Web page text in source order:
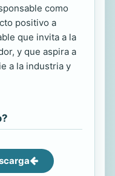
como
positivo a
que invita a la
y que aspira a
a la industria y